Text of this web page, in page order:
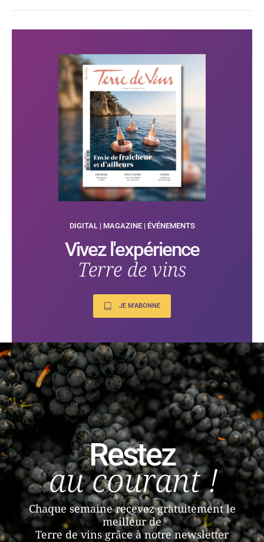
DIGITAL | MAGAZINE | ÉVÉNEMENTS
Vivez l'expérience
Terre de vins
JE M'ABONNE
Restez
au courant !
Chaque semaine recevez gratuitement le
meilleur de
Terre de vins grâce à notre newsletter